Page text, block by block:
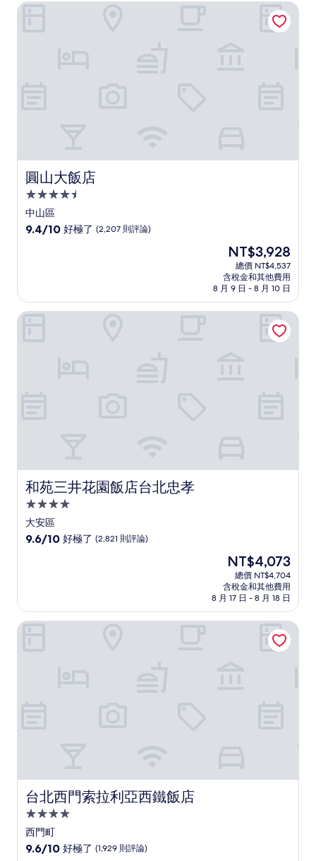
圓山大飯店
圓山大飯店
4.5
星
級
中山區
9.4
好
極
9.4/10 好極了 (2,207 則評論)
現
在
價
格
為
NT$3,928
NT$3,928
總價 NT$4,537
含稅金和其他費用
8 月 9 日 - 8 月 10 日
圓山大飯店
和苑三井花園飯店台北忠孝
和苑三井花園飯店台北忠孝
4.0
星
級
大安區
9.6
好
極
9.6/10 好極了 (2,821 則評論)
現
在
價
格
為
NT$4,073
NT$4,073
總價 NT$4,704
含稅金和其他費用
8 月 17 日 - 8 月 18 日
和苑三井花園飯店台北忠孝
台北西門索拉利亞西鐵飯店
台北西門索拉利亞西鐵飯店
4.0
星
級
西門町
9.6
9.6/10 好極了 (1,929 則評論)
台北西門索拉利亞西鐵飯店